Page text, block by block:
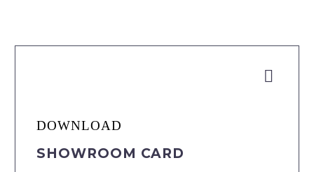


DOWNLOAD
SHOWROOM CARD